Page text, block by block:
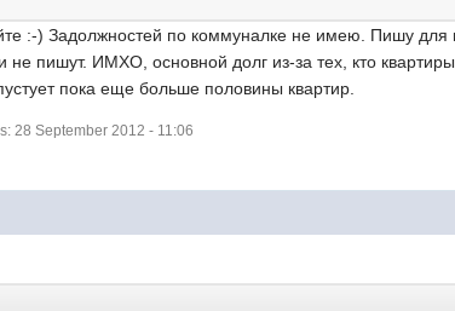
:-) Задолжностей по коммуналке не имею. Пишу
и не пишут. ИМХО, основной долг из-за тех, кто
пока еще больше половины квартир.
28 September 2012 - 11:06